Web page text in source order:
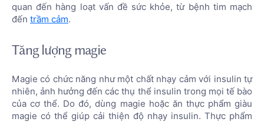
quan đến hàng loạt vấn đề sức khỏe, từ bệnh tim mạch
đến trầm cảm.
Tăng lượng magie
Magie có chức năng như một chất nhạy cảm với insulin tự
nhiên, ảnh hưởng đến các thụ thể insulin trong mọi tế bào
của cơ thể. Do đó, dùng magie hoặc ăn thực phẩm giàu
magie có thể giúp cải thiện độ nhạy insulin. Thực phẩm